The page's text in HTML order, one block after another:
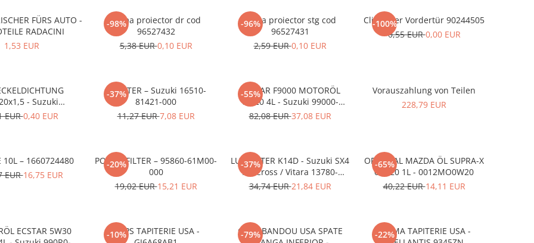
FÜRS AUTO -
RADACINI
1,53 EUR
-98%
Rama proiector dr cod
96527432
5,38 EUR0,10 EUR
-96%
Rama proiector stg cod
96527431
2,59 EUR0,10 EUR
-100%
ClipFutter Vordertür 90244505
0,55 EUR0,00 EUR
- Suzuki
000
EUR0,40 EUR
-37%
ÖLFILTER – Suzuki 16510-
81421-000
11,27 EUR7,08 EUR
-55%
ECSTAR F9000 MOTORÖL
0W20 4L - Suzuki 99000-
21E20-047
82,08 EUR37,08 EUR
Vorauszahlung von Teilen
228,79 EUR
10L – 1660724480
EUR16,75 EUR
-20%
POLLENFILTER – 95860-61M00-
000
19,02 EUR15,21 EUR
-37%
LUFTFILTER K14D - Suzuki SX4
/ S-Cross / Vitara 13780-
53SA0-000
34,74 EUR21,84 EUR
-65%
ORIGINAL MAZDA ÖL SUPRA-X
0W-20 1L - 0012MO0W20
40,22 EUR14,11 EUR
ECSTAR 5W30
-10%
CLIPS TAPITERIE USA -
-79%
CLIPS BANDOU USA SPATE
-22%
CLEMA TAPITERIE USA -